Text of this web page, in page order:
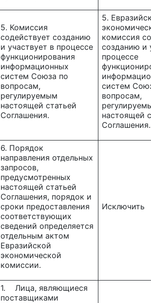
5. Комиссия
содействует созданию
и участвует в процессе
функционирования
информационных
систем Союза по
вопросам,
регулируемым
настоящей статьей
Соглашения.
5.
комиссия
созданию и
процессе
систем
вопросам,
настоящей
Соглашения.
6. Порядок
направления отдельных
запросов,
предусмотренных
настоящей статьей
Соглашения, порядок и
сроки предоставления
соответствующих
сведений определяется
отдельным актом
Евразийской
экономической
комиссии.
Исключить
1. Лица, являющиеся
поставщиками